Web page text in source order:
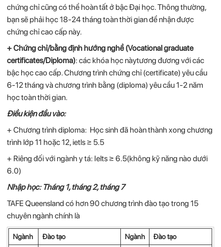
chứng chỉ cũng có thể hoàn tất ở bậc Đại học. Thông thường,
bạn sẽ phải học 18-24 tháng toàn thời gian để nhận được
chứng chỉ cao cấp này.
+ Chứng chỉ/bằng định hướng nghề (Vocational graduate
certificates/Diploma): các khóa học nàytương đương với các
bậc học cao cấp. Chương trình chứng chỉ (certificate) yêu cầu
6-12 tháng và chương trình bằng (diploma) yêu cầu 1-2 năm
học toàn thời gian.
Điều kiện đầu vào:
+ Chương trình diploma: Học sinh đã hoàn thành xong chương
trình lớp 11 hoặc 12, ietls ≥ 5.5
+ Riêng đối với ngành y tá: Ielts ≥ 6.5(không kỹ năng nào dưới
6.0)
Nhập học: Tháng 1, tháng 2, tháng 7
TAFE Queensland có hơn 90 chương trình đào tạo trong 15
chuyên ngành chính là
Ngành Đào tạo Ngành Đào tạo